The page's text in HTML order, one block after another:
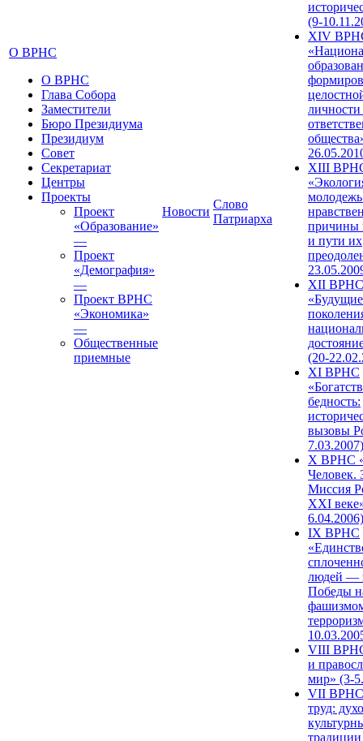
О ВРНС
О ВРНС
Глава Собора
Заместители
Бюро Президиума
Президиум
Совет
Секретариат
Центры
Проекты
Проект
«Образование»
—
Проект
«Демография»
—
Проект ВРНС
«Экономика»
—
Общественные
приемные
Новости
Слово
Патриарха
(9-
XIV
XIII
причины
и пути их
XII ВРНС
«Будущие
(20-
XI ВРНС
бедность:
вызовы
7.03.2007)
X ВРНС
Человек.
Миссия
XXI
6.04.2006)
IX ВРНС
людей —
Победы
VIII
и
мир» (3-
VII ВРНС
труд: